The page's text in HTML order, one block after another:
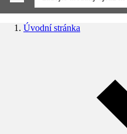
Úvodní stránka